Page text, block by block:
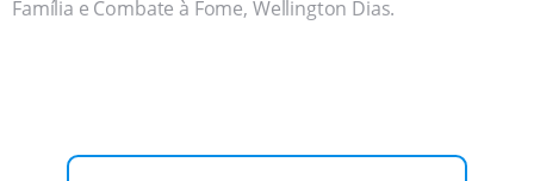
Família e Combate à Fome, Wellington Dias.